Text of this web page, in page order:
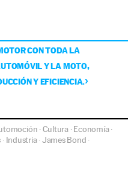
CON TODA LA
Y LA MOTO,
Y EFICIENCIA.
·Cultura·Economía·
· Industria·James Bond ·